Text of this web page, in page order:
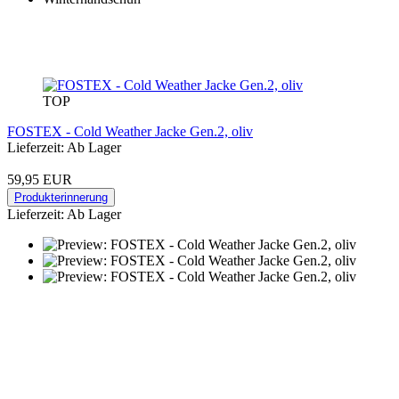
TOP
FOSTEX - Cold Weather Jacke Gen.2, oliv
Lieferzeit: Ab Lager
59,95 EUR
Produkterinnerung
Lieferzeit: Ab Lager